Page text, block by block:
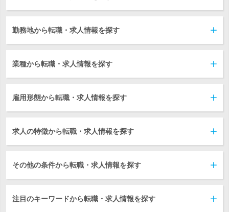
勤務地から転職・求人情報を探す
業種から転職・求人情報を探す
雇用形態から転職・求人情報を探す
求人の特徴から転職・求人情報を探す
その他の条件から転職・求人情報を探す
注目のキーワードから転職・求人情報を探す